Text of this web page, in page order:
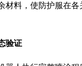
材料，使防护服在
验证